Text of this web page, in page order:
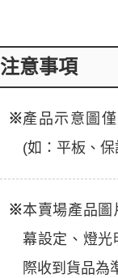
注意事項
※產品示意圖
(如：平板、
※本賣場產品圖
幕設定、燈
際收到貨品為